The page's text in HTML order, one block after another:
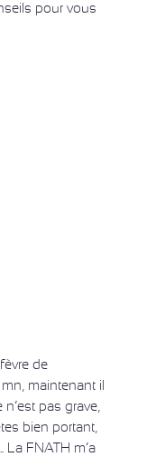
pour vous
de
maintenant il
n’est pas grave,
bien portant,
La FNATH m’a